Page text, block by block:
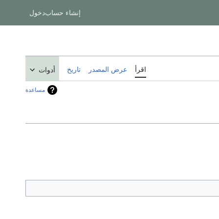
إنشاء حسابدخول
اقرأ عرض المصدر تاريخ أدوات
مساعدة